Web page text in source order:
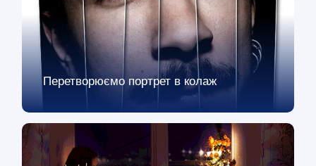
Перетворюємо портрет в колаж